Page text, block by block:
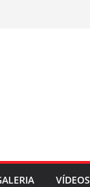
VÍDEOS